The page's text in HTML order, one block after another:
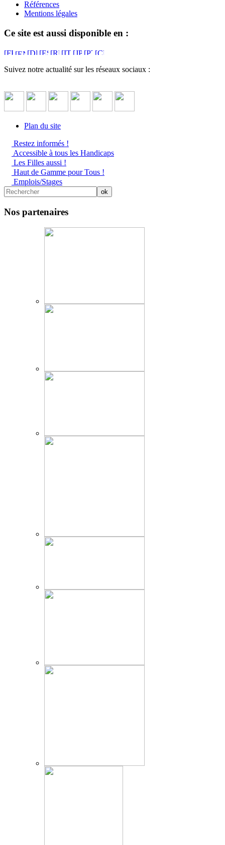
Références
Mentions légales
Ce site est aussi disponible en :
Suivez notre actualité sur les réseaux sociaux :
Plan du site
Restez informés !
Accessible à tous les Handicaps
Les Filles aussi !
Haut de Gamme pour Tous !
Emplois/Stages
Nos partenaires